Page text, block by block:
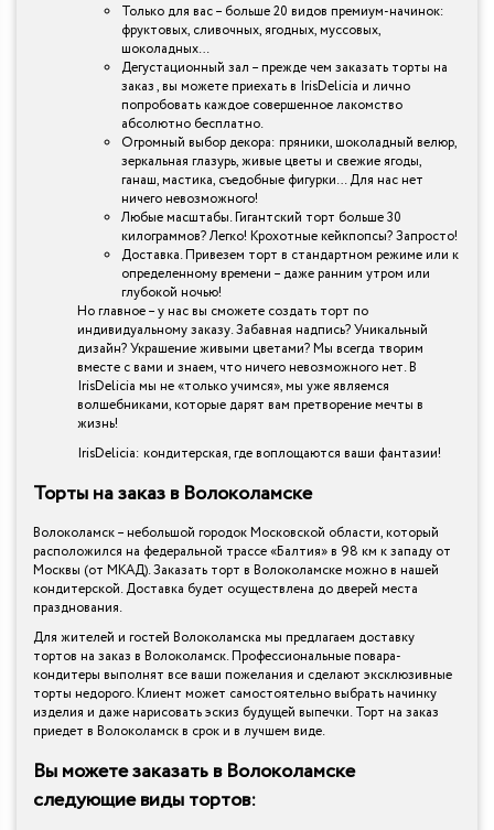
Только для вас – больше 20 видов премиум-начинок:
фруктовых, сливочных, ягодных, муссовых,
шоколадных…
Дегустационный зал – прежде чем заказать торты на
заказ , вы можете приехать в IrisDelicia и лично
попробовать каждое совершенное лакомство
абсолютно бесплатно.
Огромный выбор декора: пряники, шоколадный велюр,
зеркальная глазурь, живые цветы и свежие ягоды,
ганаш, мастика, съедобные фигурки… Для нас нет
ничего невозможного!
Любые масштабы. Гигантский торт больше 30
килограммов? Легко! Крохотные кейкпопсы? Запросто!
Доставка. Привезем торт в стандартном режиме или к
определенному времени – даже ранним утром или
глубокой ночью!
Но главное – у нас вы сможете создать торт по
индивидуальному заказу. Забавная надпись? Уникальный
дизайн? Украшение живыми цветами? Мы всегда творим
вместе с вами и знаем, что ничего невозможного нет. В
IrisDelicia мы не «только учимся», мы уже являемся
волшебниками, которые дарят вам претворение мечты в
жизнь!
IrisDelicia: кондитерская, где воплощаются ваши фантазии!
Торты на заказ в Волоколамске
Волоколамск – небольшой городок Московской области, который
расположился на федеральной трассе «Балтия» в 98 км к западу от
Москвы (от МКАД). Заказать торт в Волоколамске можно в нашей
кондитерской. Доставка будет осуществлена до дверей места
празднования.
Для жителей и гостей Волоколамска мы предлагаем доставку
тортов на заказ в Волоколамск. Профессиональные повара-
кондитеры выполнят все ваши пожелания и сделают эксклюзивные
торты недорого. Клиент может самостоятельно выбрать начинку
изделия и даже нарисовать эскиз будущей выпечки. Торт на заказ
приедет в Волоколамск в срок и в лучшем виде.
Вы можете заказать в Волоколамске
следующие виды тортов: